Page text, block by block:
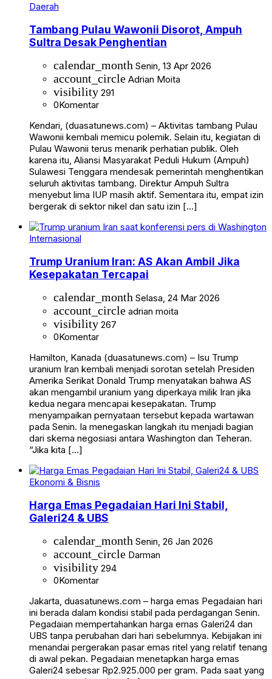
Daerah
Tambang Pulau Wawonii Disorot, Ampuh
Sultra Desak Penghentian
calendar_month Senin, 13 Apr 2026
account_circle Adrian Moita
visibility 291
0Komentar
Kendari, (duasatunews.com) – Aktivitas tambang Pulau
Wawonii kembali memicu polemik. Selain itu, kegiatan di
Pulau Wawonii terus menarik perhatian publik. Oleh
karena itu, Aliansi Masyarakat Peduli Hukum (Ampuh)
Sulawesi Tenggara mendesak pemerintah menghentikan
seluruh aktivitas tambang. Direktur Ampuh Sultra
menyebut lima IUP masih aktif. Sementara itu, empat izin
bergerak di sektor nikel dan satu izin […]
Internasional
Trump Uranium Iran: AS Akan Ambil Jika
Kesepakatan Tercapai
calendar_month Selasa, 24 Mar 2026
account_circle adrian moita
visibility 267
0Komentar
Hamilton, Kanada (duasatunews.com) – Isu Trump
uranium Iran kembali menjadi sorotan setelah Presiden
Amerika Serikat Donald Trump menyatakan bahwa AS
akan mengambil uranium yang diperkaya milik Iran jika
kedua negara mencapai kesepakatan. Trump
menyampaikan pernyataan tersebut kepada wartawan
pada Senin. Ia menegaskan langkah itu menjadi bagian
dari skema negosiasi antara Washington dan Teheran.
“Jika kita […]
Ekonomi & Bisnis
Harga Emas Pegadaian Hari Ini Stabil,
Galeri24 & UBS
calendar_month Senin, 26 Jan 2026
account_circle Darman
visibility 294
0Komentar
Jakarta, duasatunews.com – harga emas Pegadaian hari
ini berada dalam kondisi stabil pada perdagangan Senin.
Pegadaian mempertahankan harga emas Galeri24 dan
UBS tanpa perubahan dari hari sebelumnya. Kebijakan ini
menandai pergerakan pasar emas ritel yang relatif tenang
di awal pekan. Pegadaian menetapkan harga emas
Galeri24 sebesar Rp2.925.000 per gram. Pada saat yang